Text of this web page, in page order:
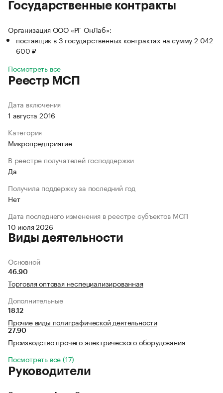
Государственные контракты
Организация ООО «РГ ОнЛаб»:
поставщик в 3 государственных контрактах на сумму 2 042
600 ₽
Посмотреть все
Реестр МСП
Дата включения
1 августа 2016
Категория
Микропредприятие
В реестре получателей господдержки
Да
Получила поддержку за последний год
Нет
Дата последнего изменения в реестре субъектов МСП
10 июля 2026
Виды деятельности
Основной
46.90
Торговля оптовая неспециализированная
Дополнительные
18.12
Прочие виды полиграфической деятельности
27.90
Производство прочего электрического оборудования
Посмотреть все (17)
Руководители